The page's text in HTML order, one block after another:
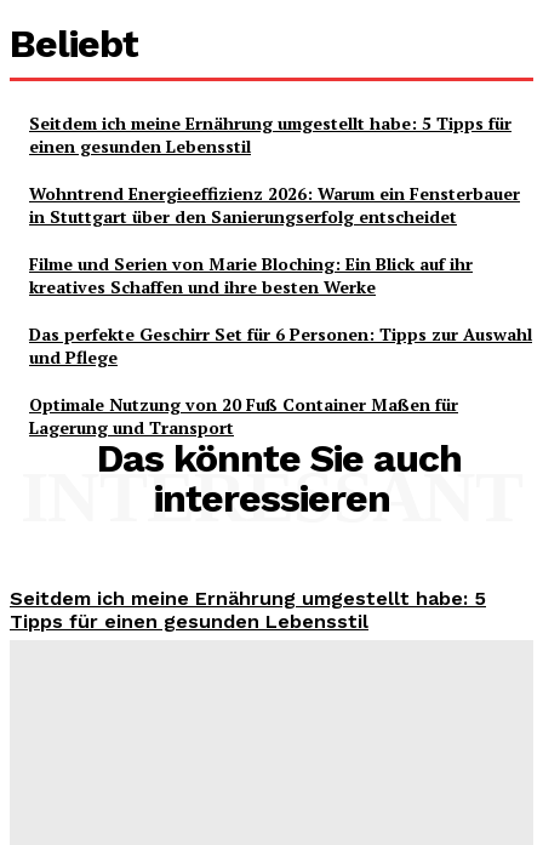
Beliebt
Seitdem ich meine Ernährung umgestellt habe: 5 Tipps für
einen gesunden Lebensstil
Wohntrend Energieeffizienz 2026: Warum ein Fensterbauer
in Stuttgart über den Sanierungserfolg entscheidet
Filme und Serien von Marie Bloching: Ein Blick auf ihr
kreatives Schaffen und ihre besten Werke
Das perfekte Geschirr Set für 6 Personen: Tipps zur Auswahl
und Pflege
Optimale Nutzung von 20 Fuß Container Maßen für
Lagerung und Transport
Das könnte Sie auch
interessieren
INTERESSANT
Seitdem ich meine Ernährung umgestellt habe: 5
Tipps für einen gesunden Lebensstil